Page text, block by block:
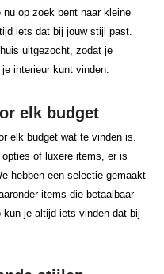
op zoek bent naar kleine
iets dat bij jouw stijl past.
uitgezocht, zodat je
interieur kunt vinden.
elk budget
elk budget wat te vinden is.
of luxere items, er is
hebben een selectie gemaakt
items die betaalbaar
kun je altijd iets vinden dat bij